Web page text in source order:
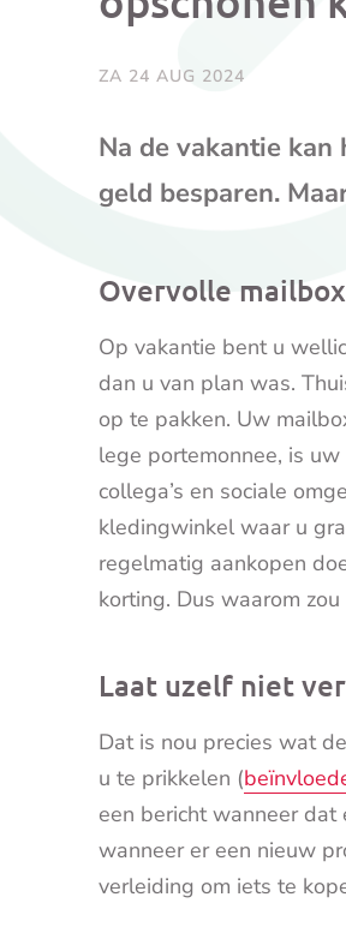
ZA 24 AUG 2024
Na de vakantie
geld besparen.
Overvolle mailbox
Op vakantie bent u
dan u van plan was.
op te pakken. Uw
lege portemonnee, is
collega’s en sociale
kledingwinkel waar u
regelmatig aankopen
korting. Dus waarom
Laat uzelf niet
Dat is nou precies wat
u te prikkelen (
een bericht wanneer dat
wanneer er een nieuw
verleiding om iets te